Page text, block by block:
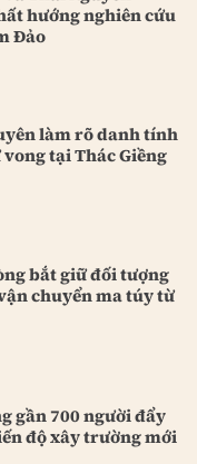
hướng nghiên cứu
Đảo
làm rõ danh tính
tại Thác Giềng
bắt giữ đối tượng
chuyển ma túy từ
gần 700 người đẩy
độ xây trường mới